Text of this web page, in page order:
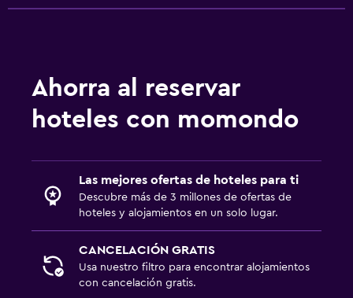
Ahorra al reservar
hoteles con momondo
Las mejores ofertas de hoteles para ti
Descubre más de 3 millones de ofertas de
hoteles y alojamientos en un solo lugar.
CANCELACIÓN GRATIS
Usa nuestro filtro para encontrar alojamientos
con cancelación gratis.